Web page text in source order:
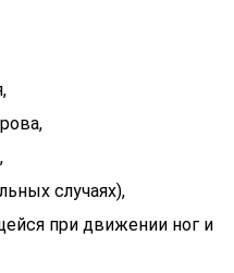
случаях),
при движении ног и